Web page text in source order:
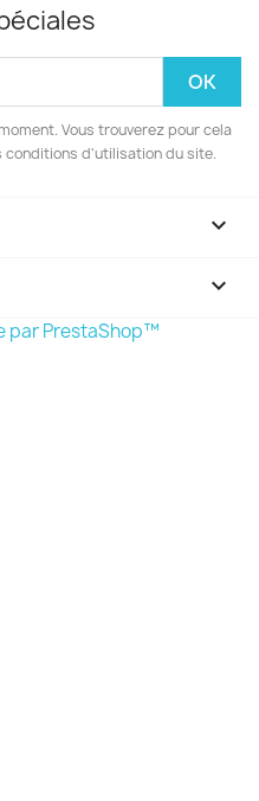
Vous trouverez pour cela
d'utilisation du site.

keyboard_arrow_down
par PrestaShop™